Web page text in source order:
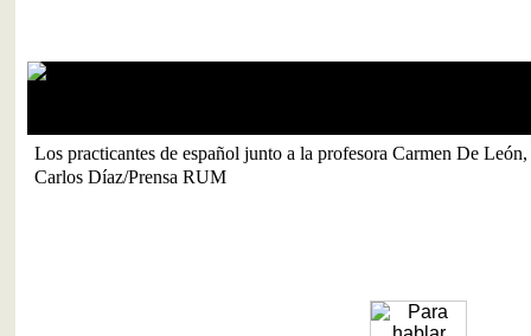
Los practicantes de español junto a la profesora Carmen De
Carlos Díaz/Prensa RUM